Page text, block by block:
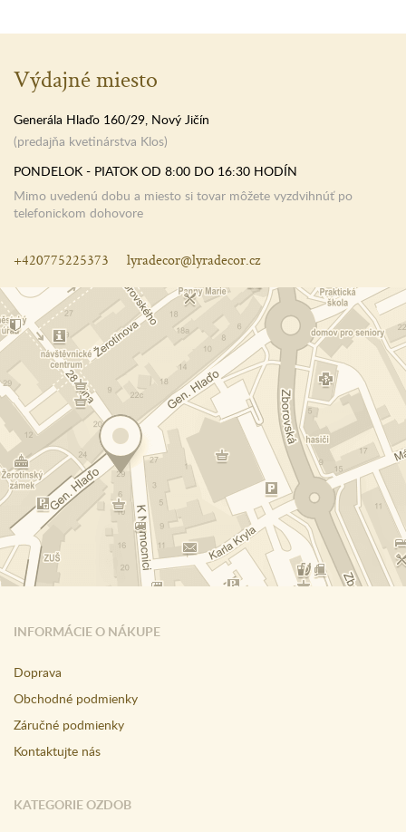
INFORMÁCIE O NÁKUPE
Doprava
Obchodné podmienky
Záručné podmienky
Kontaktujte nás
KATEGORIE OZDOB
Výdajné miesto
Generála Hlaďo 160/29, Nový Jičín
(predajňa kvetinárstva Klos)
PONDELOK - PIATOK OD 8:00 DO 16:30 HODÍN
Mimo uvedenú dobu a miesto si tovar môžete vyzdvihnúť po
telefonickom dohovore
+420775225373 lyradecor@lyradecor.cz